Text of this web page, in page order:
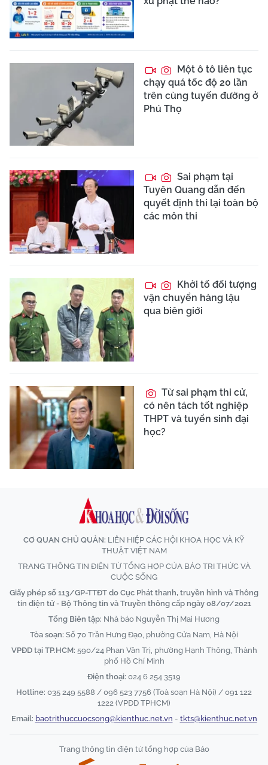
Một ô tô liên tục
chạy quá tốc độ 20 lần
trên cùng tuyến đường ở
Phú Thọ
Sai phạm tại
Tuyên Quang dẫn đến
quyết định thi lại toàn bộ
các môn thi
Khởi tố đối tượng
vận chuyển hàng lậu
qua biên giới
Từ sai phạm thi cử,
có nên tách tốt nghiệp
THPT và tuyển sinh đại
học?
CƠ QUAN CHỦ QUẢN: LIÊN HIỆP CÁC HỘI KHOA HỌC VÀ KỸ
THUẬT VIỆT NAM
TRANG THÔNG TIN ĐIỆN TỬ TỔNG HỢP CỦA BÁO TRI THỨC VÀ
CUỘC SỐNG
Giấy phép số 113/GP-TTĐT do Cục Phát thanh, truyền hình và Thông
tin điện tử - Bộ Thông tin và Truyền thông cấp ngày 08/07/2021
Tổng Biên tập: Nhà báo Nguyễn Thị Mai Hương
Tòa soạn: Số 70 Trần Hưng Đạo, phường Cửa Nam, Hà Nội
VPĐD tại TP.HCM: 590/24 Phan Văn Trị, phường Hạnh Thông, Thành
phố Hồ Chí Minh
Điện thoại: 024 6 254 3519
Hotline: 035 249 5588 / 096 523 7756 (Toà soạn Hà Nội) / 091 122
1222 (VPĐD TPHCM)
Email: baotrithuccuocsong@kienthuc.net.vn - tkts@kienthuc.net.vn
Trang thông tin điện tử tổng hợp của Báo